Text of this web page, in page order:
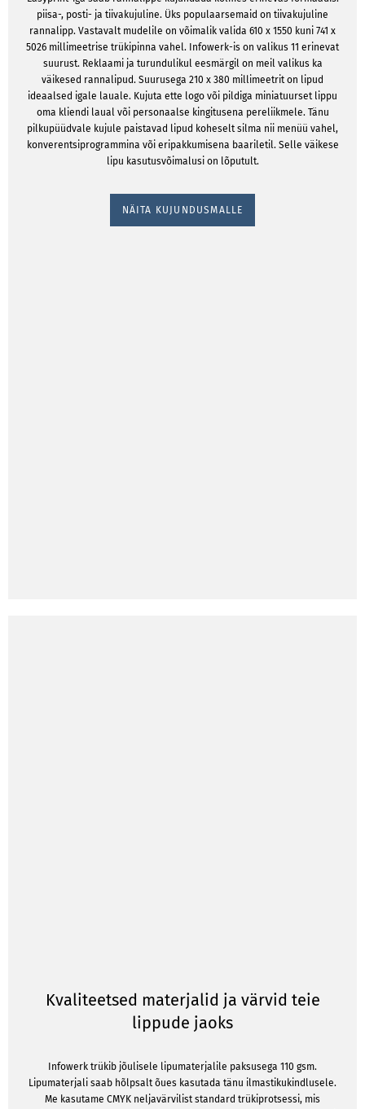
piisa-, posti- ja tiivakujuline. Üks populaarsemaid on tiivakujuline
rannalipp. Vastavalt mudelile on võimalik valida 610 x 1550 kuni 741 x
5026 millimeetrise trükipinna vahel. Infowerk-is on valikus 11 erinevat
suurust. Reklaami ja turundulikul eesmärgil on meil valikus ka
väikesed rannalipud. Suurusega 210 x 380 millimeetrit on lipud
ideaalsed igale lauale. Kujuta ette logo või pildiga miniatuurset lippu
oma kliendi laual või personaalse kingitusena pereliikmele. Tänu
pilkupüüdvale kujule paistavad lipud koheselt silma nii menüü vahel,
konverentsiprogrammina või eripakkumisena baariletil. Selle väikese
lipu kasutusvõimalusi on lõputult.
NÄITA KUJUNDUSMALLE
Kvaliteetsed materjalid ja värvid teie
lippude jaoks
Infowerk trükib jõulisele lipumaterjalile paksusega 110 gsm.
Lipumaterjali saab hõlpsalt õues kasutada tänu ilmastikukindlusele.
Me kasutame CMYK neljavärvilist standard trükiprotsessi, mis